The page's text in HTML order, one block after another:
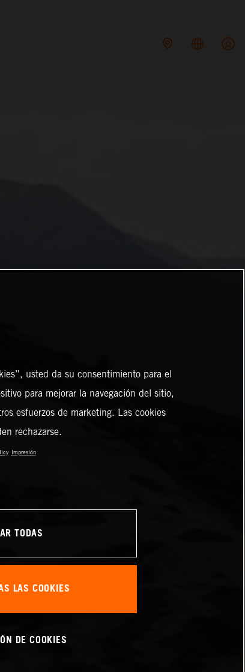
usted da su consentimiento para el
para mejorar la navegación del sitio,
esfuerzos de marketing. Las cookies
rechazarse.
Impresión
TODAS
LAS COOKIES
DE COOKIES